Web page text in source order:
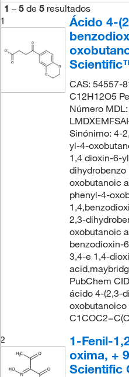
1 – 5 de 5 resultados
1
Ácido 4-
CAS: 54557-
C12H12O5
Número
Sinónimo: 4-
yl-4-
1,4 dioxin-6-
oxobutanoic
phenyl-4-
2,3-
oxobutanoic
benzodioxin-
3,4-e 1,4-
PubChem
ácido 4-(2,3-
oxobutanoico
2
1-Fenil-
oxima, +
Scientific